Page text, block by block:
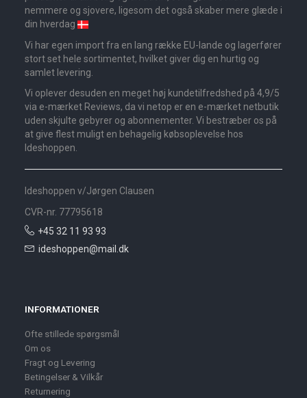
nemmere og sjovere, ligesom det også skaber mere glæde i
din hverdag
Vi har egen import fra en lang række EU-lande og lagerfører
stort set hele sortimentet, hvilket giver dig en hurtig og
samlet levering.
Vi oplever desuden en meget høj kundetilfredshed på 4,9/5
via e-mærket Reviews, da vi netop er en e-mærket netbutik
uden skjulte gebyrer og abonnementer. Vi bestræber os på
at give flest muligt en behagelig købsoplevelse hos
Ideshoppen.
Ideshoppen v/Jørgen Clausen
CVR-nr. 77795618
+45 32 11 93 93
ideshoppen@mail.dk
INFORMATIONER
Ofte stillede spørgsmål
Om os
Fragt og Levering
Betingelser & Vilkår
Returnering